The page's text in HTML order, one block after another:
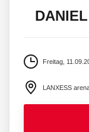
Freitag,
LANXESS